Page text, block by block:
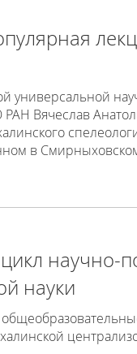
универсальной
РАН Вячеслав
в
научно-
науки